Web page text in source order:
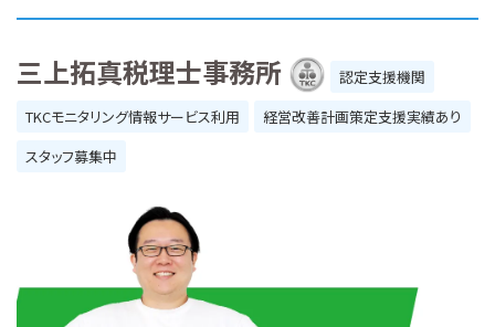
三上拓真税理士事務所
認定支援機関
TKCモニタリング情報サービス利用
経営改善計画策定支援実績あり
スタッフ募集中